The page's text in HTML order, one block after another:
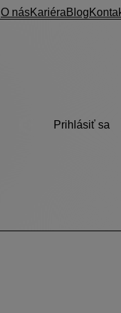
O násKariéra Blog
Prihlásiť sa